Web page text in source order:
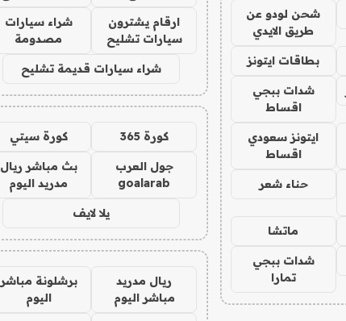
شحن لودو عن
طريق الايدي
بطاقات ايتونز
شدات ببجي
اقساط
ايتونز سعودي
اقساط
حناء شعر
ماتشا
شدات ببجي
تمارا
ارقام يشترون
سيارات تشليح
شراء سيارات
مصدومة
شراء سيارات قديمة تشليح
كورة 365 كورة سيتي
جول العرب
goalarab
بث مباشر ريال
مدريد اليوم
يلا لايف
ريال مدريد
مباشر اليوم
برشلونة مباشر
اليوم